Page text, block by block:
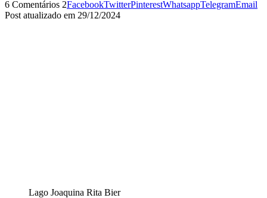
6 Comentários 2FacebookTwitterPinterestWhatsappTelegramEmail
Post atualizado em 29/12/2024
Lago Joaquina Rita Bier